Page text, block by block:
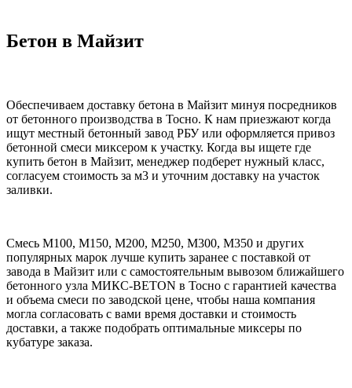
Бетон в Майзит
Обеспечиваем доставку бетона в Майзит минуя посредников
от бетонного производства в Тосно. К нам приезжают когда
ищут местный бетонный завод РБУ или оформляется привоз
бетонной смеси миксером к участку. Когда вы ищете где
купить бетон в Майзит, менеджер подберет нужный класс,
согласуем стоимость за м3 и уточним доставку на участок
заливки.
Смесь М100, М150, М200, М250, М300, М350 и других
популярных марок лучше купить заранее с поставкой от
завода в Майзит или с самостоятельным вывозом ближайшего
бетонного узла МИКС-BETON в Тосно с гарантией качества
и объема смеси по заводской цене, чтобы наша компания
могла согласовать с вами время доставки и стоимость
доставки, а также подобрать оптимальные миксеры по
кубатуре заказа.